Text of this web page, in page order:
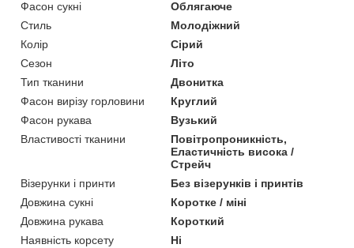
Фасон сукні
Облягаюче
Стиль
Молодіжний
Колір
Сірий
Сезон
Літо
Тип тканини
Двонитка
Фасон вирізу горловини
Круглий
Фасон рукава
Вузький
Властивості тканини
Повітропроникність,
Еластичність висока /
Стрейч
Візерунки і принти
Без візерунків і принтів
Довжина сукні
Коротке / міні
Довжина рукава
Короткий
Наявність корсету
Ні